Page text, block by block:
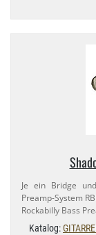
Je ein Bridge
Preamp-​System
Rockabilly Bass
Katalog: